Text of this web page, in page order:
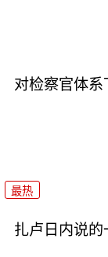
对检察官体
最热
扎卢日内说